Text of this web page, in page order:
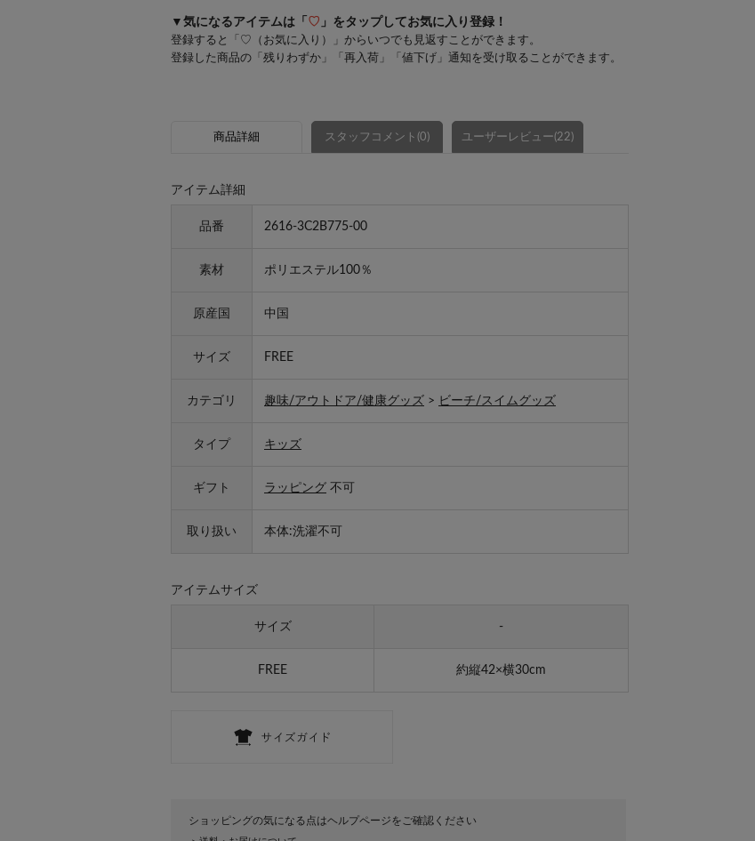
▼気になるアイテムは「 ♡ 」をタップしてお気に入り登録！
登録すると「♡（お気に入り）」からいつでも見返すことができます。
登録した商品の「残りわずか」「再入荷」「値下げ」通知を受け取ることができます。
商品詳細 スタッフコメント(0) ユーザーレビュー(22)
アイテム詳細
品番 2616-3C2B775-00
素材 ポリエステル100％
原産国 中国
サイズ FREE
カテゴリ 趣味/アウトドア/健康グッズ > ビーチ/スイムグッズ
タイプ キッズ
ギフト ラッピング 不可
取り扱い 本体:洗濯不可
アイテムサイズ
サイズ -
FREE 約縦42×横30cm
ショッピングの気になる点はヘルプページをご確認ください